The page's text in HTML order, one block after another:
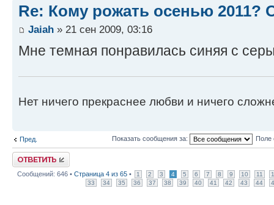
Re: Кому рожать осенью 2011?
Jaiah » 21 сен 2009, 03:16
Мне темная понравилась синяя с
Нет ничего прекраснее любви и ничего
Пред. Показать сообщения за: Поле
Ответить
Сообщений: 646 • Страница 4 из 65 • 1 2 3 4 5 6 7 8 9 10 11
33
34 35 36 37 38 39 40 41 42 43 44